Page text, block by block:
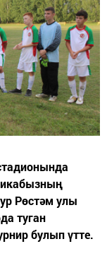
Рөстәм улы
туган
булып үтте.